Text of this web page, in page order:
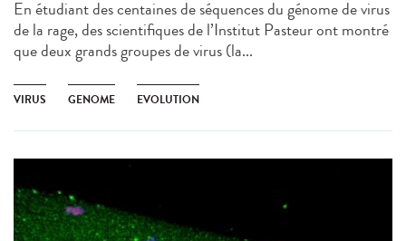
En étudiant des centaines de séquences du génome de virus
de la rage, des scientifiques de l’Institut Pasteur ont montré
que deux grands groupes de virus (la...
VIRUS GENOME EVOLUTION